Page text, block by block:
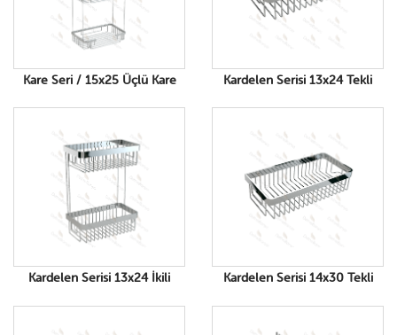
Kare Seri / 15x25 Üçlü Kare Kardelen Serisi 13x24 Tekli
Kardelen Serisi 13x24 İkili Kardelen Serisi 14x30 Tekli